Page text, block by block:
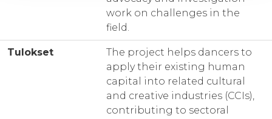
work on challenges in the
field.
Tulokset
The project helps dancers to
apply their existing human
capital into related cultural
and creative industries (CCIs),
contributing to sectoral